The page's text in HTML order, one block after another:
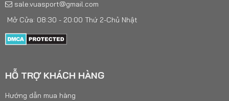
sale.vuasport@gmail.com
Mở Cửa: 08:30 - 20:00 Thứ 2-Chủ Nhật
HỖ TRỢ KHÁCH HÀNG
Hướng dẫn mua hàng